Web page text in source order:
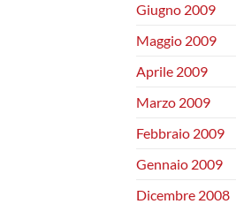
Giugno 2009
Maggio 2009
Aprile 2009
Marzo 2009
Febbraio 2009
Gennaio 2009
Dicembre 2008